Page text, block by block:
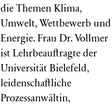
die Themen Klima,
Umwelt, Wettbewerb und
Energie. Frau Dr. Vollmer
ist Lehrbeauftragte der
Universität Bielefeld,
leidenschaftliche
Prozessanwältin,